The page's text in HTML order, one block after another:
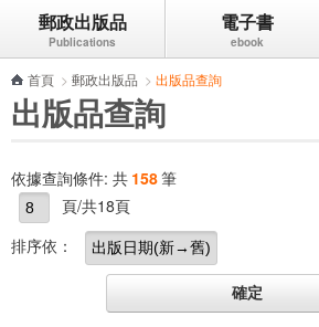
跳到主要內容區塊
郵政出版品 電子書
首頁 > 郵政出版品 > 出版品查詢
出版品查詢
依據查詢條件: 共 158筆
頁/共18頁
排序依：